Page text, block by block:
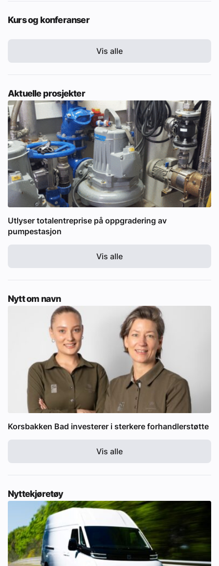
Kurs og konferanser
Vis alle
Aktuelle prosjekter
Utlyser totalentreprise på oppgradering av
pumpestasjon
Vis alle
Nytt om navn
Korsbakken Bad investerer i sterkere forhandlerstøtte
Vis alle
Nyttekjøretøy